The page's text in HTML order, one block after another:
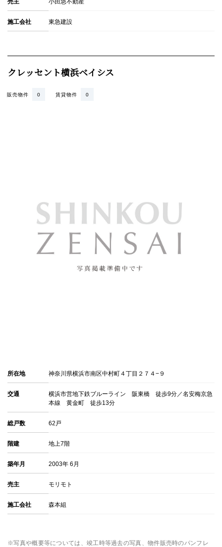
施工会社 東急建設
クレッセント横浜ベイシス
賃貸物件 0
販売物件 0
所在地 神奈川県横浜市南区中村町４丁目２７４−９
交通
横浜市営地下鉄ブルーライン 阪東橋 徒歩9分／名安梅京急
本線 黄金町 徒歩13分
総戸数 62戸
階建 地上7階
築年月 2003年 6月
売主 モリモト
施工会社 森本組
※写真や概要等については、竣工時等過去の写真、物件販売時のパンフレ